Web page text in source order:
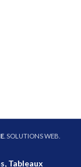
Tableaux
. SOLUTIONS WEB.